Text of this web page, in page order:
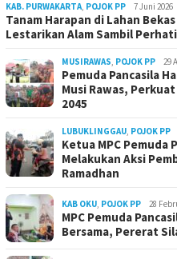
KAB. PURWAKARTA, POJOK PP 7 Juni 2026
Tanam Harapan di Lahan
Lestarikan Alam Sambil
MUSIRAWAS, POJOK PP 29
Pemuda Pancasila
Musi Rawas,
2045
LUBUKLINGGAU, POJOK PP
Ketua MPC Pemuda
Melakukan Aksi
Ramadhan
KAB OKU, POJOK PP 28
MPC Pemuda
Bersama, Pererat